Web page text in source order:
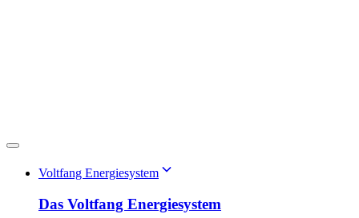
Voltfang Energiesystem
Das Voltfang Energiesystem